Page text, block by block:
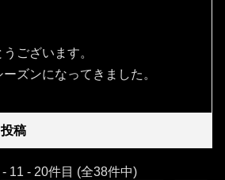
ございます。
ズンになってきました。
投稿
11 - 20件目 (全38件中)